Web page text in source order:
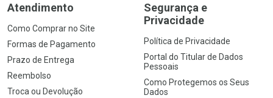
Atendimento
Como Comprar no Site
Formas de Pagamento
Prazo de Entrega
Reembolso
Troca ou Devolução
Segurança e
Privacidade
Política de Privacidade
Portal do Titular de Dados
Pessoais
Como Protegemos os Seus
Dados